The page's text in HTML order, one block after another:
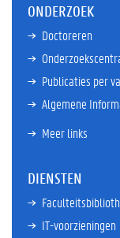
ONDERZOEK
Doctoreren
Publicaties per
Algemene
Meer links
DIENSTEN
IT-voorzieningen